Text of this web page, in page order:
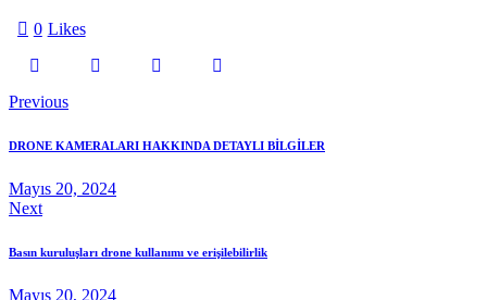
0 Likes
Previous
DRONE KAMERALARI HAKKINDA DETAYLI BİLGİLER
Mayıs 20, 2024
Next
Basın kuruluşları drone kullanımı ve erişilebilirlik
Mayıs 20, 2024